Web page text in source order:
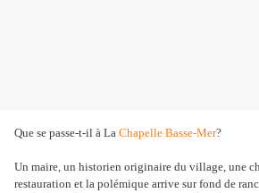
Que se passe-t-il à La Chapelle Basse-Mer?
Un maire, un historien originaire du village, une
restauration et la polémique arrive sur fond de